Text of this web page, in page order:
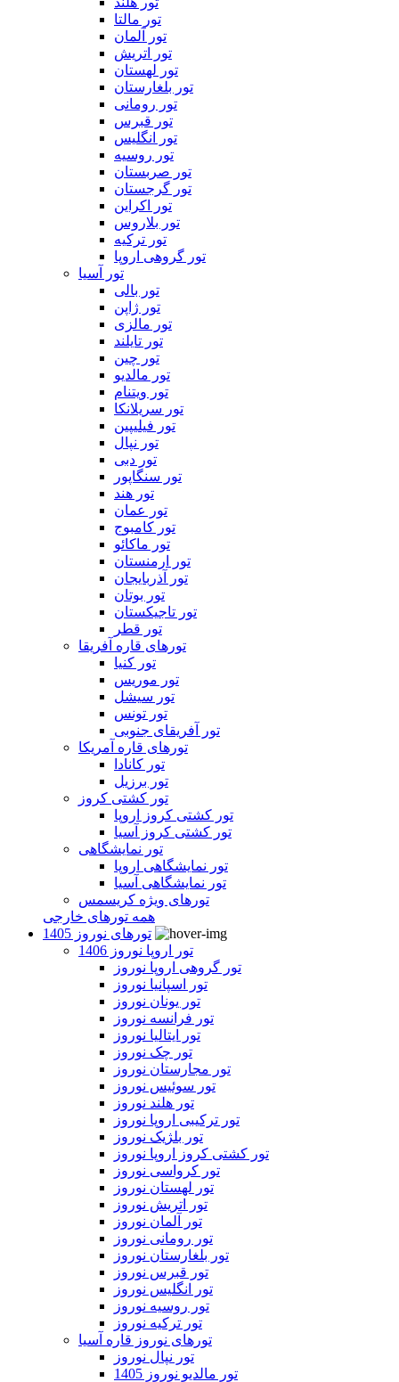
تور مالتا
تور آلمان
تور اتریش
تور لهستان
تور بلغارستان
تور رومانی
تور قبرس
تور انگلیس
تور روسیه
تور صربستان
تور گرجستان
تور اکراین
تور بلاروس
تور ترکیه
تور گروهی اروپا
تور آسیا
تور بالی
تور ژاپن
تور مالزی
تور تایلند
تور چین
تور مالدیو
تور ویتنام
تور سریلانکا
تور فیلیپین
تور نپال
تور دبی
تور سنگاپور
تور هند
تور عمان
تور کامبوج
تور ماکائو
تور ارمنستان
تور آذربایجان
تور بوتان
تور تاجیکستان
تور قطر
تورهای قاره آفریقا
تور کنیا
تور موریس
تور سیشل
تور تونس
تور آفریقای جنوبی
تورهای قاره آمریکا
تور کانادا
تور برزیل
تور کشتی کروز
تور کشتی کروز اروپا
تور کشتی کروز آسیا
تور نمایشگاهی
تور نمایشگاهی اروپا
تور نمایشگاهی آسیا
تورهای ویژه کریسمس
همه تورهای خارجی
تورهای نوروز 1405
تور اروپا نوروز 1406
تور گروهی اروپا نوروز
تور اسپانیا نوروز
تور یونان نوروز
تور فرانسه نوروز
تور ایتالیا نوروز
تور چک نوروز
تور مجارستان نوروز
تور سوئیس نوروز
تور هلند نوروز
تور ترکیبی اروپا نوروز
تور بلژیک نوروز
تور کشتی کروز اروپا نوروز
تور کرواسی نوروز
تور لهستان نوروز
تور اتریش نوروز
تور آلمان نوروز
تور رومانی نوروز
تور بلغارستان نوروز
تور قبرس نوروز
تور انگلیس نوروز
تور روسیه نوروز
تور ترکیه نوروز
تورهای نوروز قاره آسیا
تور نپال نوروز
تور مالدیو نوروز 1405